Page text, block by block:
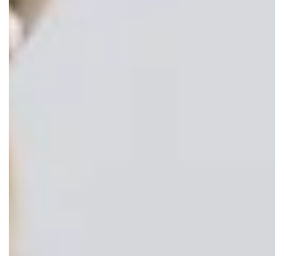
Nachbesserungen und vermeidbaren
Konflikten. 1. Bewegungsfläche